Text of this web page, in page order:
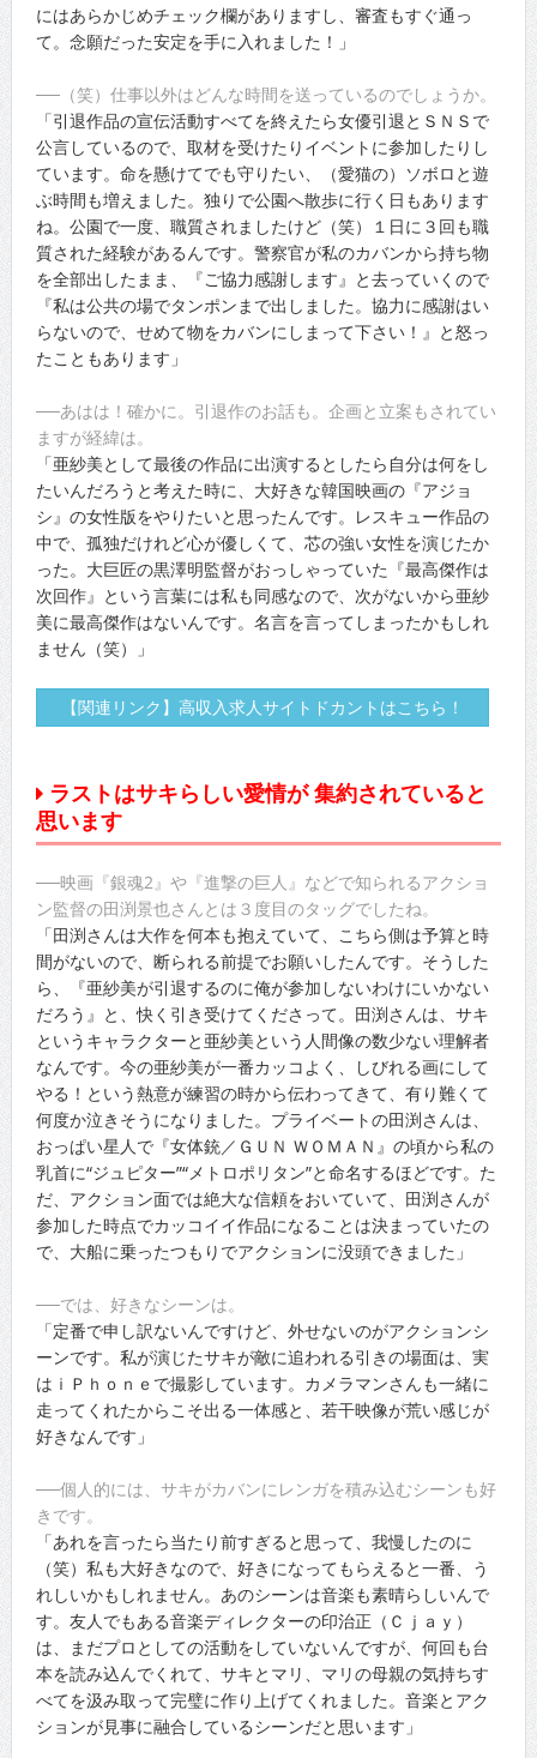
にはあらかじめチェック欄がありますし、審査もすぐ通っ
て。念願だった安定を手に入れました！」
──（笑）仕事以外はどんな時間を送っているのでしょうか。
「引退作品の宣伝活動すべてを終えたら女優引退とＳＮＳで
公言しているので、取材を受けたりイベントに参加したりし
ています。命を懸けてでも守りたい、（愛猫の）ソボロと遊
ぶ時間も増えました。独りで公園へ散歩に行く日もあります
ね。公園で一度、職質されましたけど（笑）１日に３回も職
質された経験があるんです。警察官が私のカバンから持ち物
を全部出したまま、『ご協力感謝します』と去っていくので
『私は公共の場でタンポンまで出しました。協力に感謝はい
らないので、せめて物をカバンにしまって下さい！』と怒っ
たこともあります」
──あはは！確かに。引退作のお話も。企画と立案もされてい
ますが経緯は。
「亜紗美として最後の作品に出演するとしたら自分は何をし
たいんだろうと考えた時に、大好きな韓国映画の『アジョ
シ』の女性版をやりたいと思ったんです。レスキュー作品の
中で、孤独だけれど心が優しくて、芯の強い女性を演じたか
った。大巨匠の黒澤明監督がおっしゃっていた『最高傑作は
次回作』という言葉には私も同感なので、次がないから亜紗
美に最高傑作はないんです。名言を言ってしまったかもしれ
ません（笑）」
【関連リンク】高収入求人サイトドカントはこちら！
ラストはサキらしい愛情が 集約されていると
思います
──映画『銀魂2』や『進撃の巨人』などで知られるアクショ
ン監督の田渕景也さんとは３度目のタッグでしたね。
「田渕さんは大作を何本も抱えていて、こちら側は予算と時
間がないので、断られる前提でお願いしたんです。そうした
ら、『亜紗美が引退するのに俺が参加しないわけにいかない
だろう』と、快く引き受けてくださって。田渕さんは、サキ
というキャラクターと亜紗美という人間像の数少ない理解者
なんです。今の亜紗美が一番カッコよく、しびれる画にして
やる！という熱意が練習の時から伝わってきて、有り難くて
何度か泣きそうになりました。プライベートの田渕さんは、
おっぱい星人で『女体銃／ＧＵＮ ＷＯＭＡＮ』の頃から私の
乳首に“ジュピター”“メトロポリタン”と命名するほどです。た
だ、アクション面では絶大な信頼をおいていて、田渕さんが
参加した時点でカッコイイ作品になることは決まっていたの
で、大船に乗ったつもりでアクションに没頭できました」
──では、好きなシーンは。
「定番で申し訳ないんですけど、外せないのがアクションシ
ーンです。私が演じたサキが敵に追われる引きの場面は、実
はｉＰｈｏｎｅで撮影しています。カメラマンさんも一緒に
走ってくれたからこそ出る一体感と、若干映像が荒い感じが
好きなんです」
──個人的には、サキがカバンにレンガを積み込むシーンも好
きです。
「あれを言ったら当たり前すぎると思って、我慢したのに
（笑）私も大好きなので、好きになってもらえると一番、う
れしいかもしれません。あのシーンは音楽も素晴らしいんで
す。友人でもある音楽ディレクターの印治正（Ｃｊａｙ）
は、まだプロとしての活動をしていないんですが、何回も台
本を読み込んでくれて、サキとマリ、マリの母親の気持ちす
べてを汲み取って完璧に作り上げてくれました。音楽とアク
ションが見事に融合しているシーンだと思います」